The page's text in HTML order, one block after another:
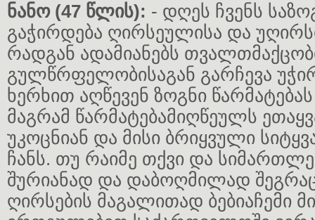
ნანო (47 წლის): - დღეს ჩვენს
გაჭირდება ღირსეულისა და
რადგან ადამიანებს
გულწრფელობისაგან გარჩევა
ხერხით აღწევენ ზოგნი
მაგრამ წარმატებამიღწეულს
უკოცნიან და მისი ბრიყვული
ჩანს. თუ რაიმე თქვი და
შურიანად და დაბოღმილად
ღირსების მაგალითად ბებიაჩემი